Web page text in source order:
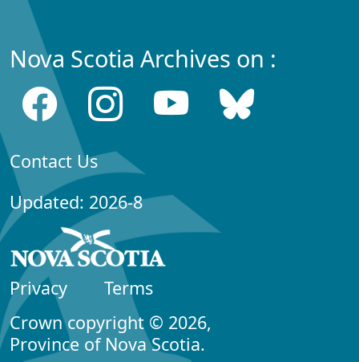
Nova Scotia Archives on :
Contact Us
Updated: 2026-8
Privacy
Terms
Crown copyright © 2026,
Province of Nova Scotia.